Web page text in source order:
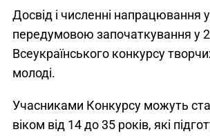
Досвід і численні напрацювання
передумовою започаткування у
Всеукраїнського конкурсу
молоді.
Учасниками Конкурсу можуть
віком від 14 до 35 років, які